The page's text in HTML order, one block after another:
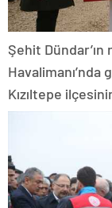
Şehit Dündar’ın
Kızıltepe